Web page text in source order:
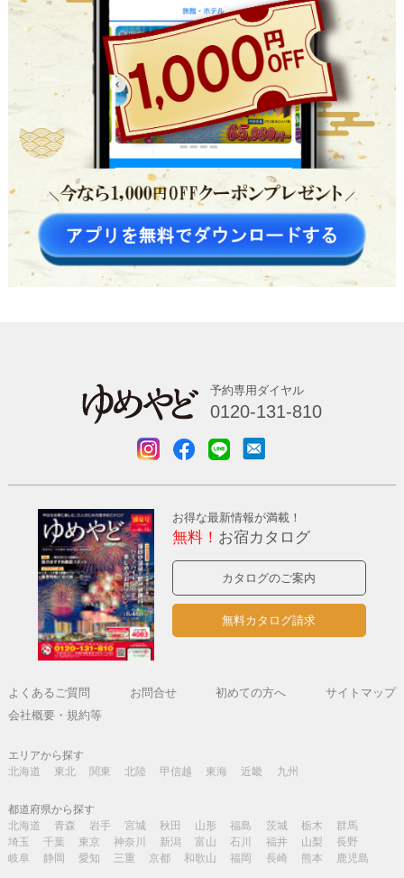
予約専用ダイヤル
0120-131-810
お得な最新情報が満載！
無料！ お宿カタログ
カタログのご案内
無料カタログ請求
よくあるご質問 お問合せ 初めての方へ
サイトマップ
会社概要・規約等
エリアから探す
北海道
東北 関東 北陸 甲信越 東海 近畿 九州
都道府県から探す
北海道
青森 岩手 宮城 秋田 山形 福島 茨城 栃木
群馬
埼玉
千葉 東京 神奈川 新潟 富山 石川 福井 山梨
長野
岐阜
静岡 愛知 三重 京都 和歌山 福岡 長崎 熊本 鹿児島